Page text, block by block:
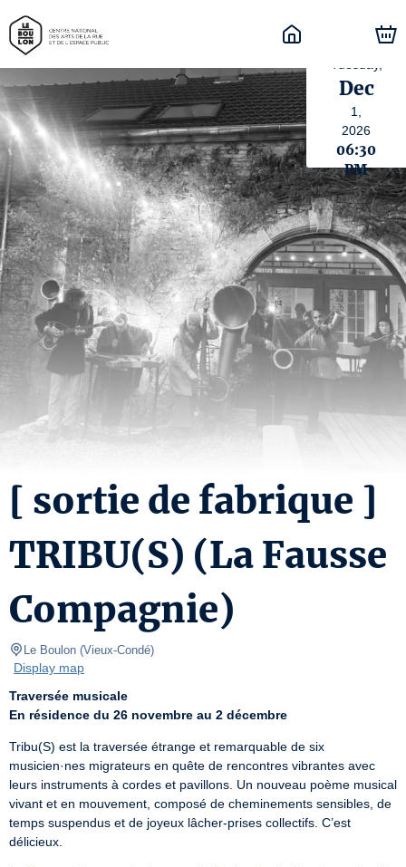
Dec
1,
2026
06:30
PM
[ sortie de fabrique ]
TRIBU(S) (La Fausse
Compagnie)
Le Boulon (Vieux-Condé)
Display map
Traversée musicale
En résidence du 26 novembre au 2 décembre
Tribu(S) est la traversée étrange et remarquable de six
musicien·nes migrateurs en quête de rencontres vibrantes avec
leurs instruments à cordes et pavillons. Un nouveau poème musical
vivant et en mouvement, composé de cheminements sensibles, de
temps suspendus et de joyeux lâcher-prises collectifs. C’est
délicieux.